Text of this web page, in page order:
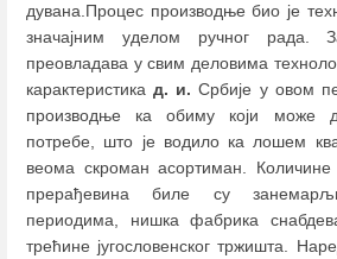
дувана.Процес производње био је
значајним уделом ручног рада.
преовладава у свим деловима
карактеристикад. и. Србије у овом
производње ка обиму који може
потребе, што је водило ка лошем
веома скроман асортиман. Количине
прерађевина биле су
периодима, нишка фабрика
трећине југословенског тржишта.